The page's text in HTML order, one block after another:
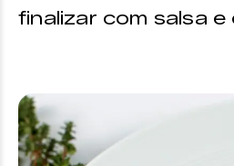
finalizar com salsa e